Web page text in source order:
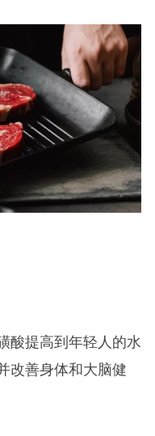
酸提高到年轻人的水
改善身体和大脑健